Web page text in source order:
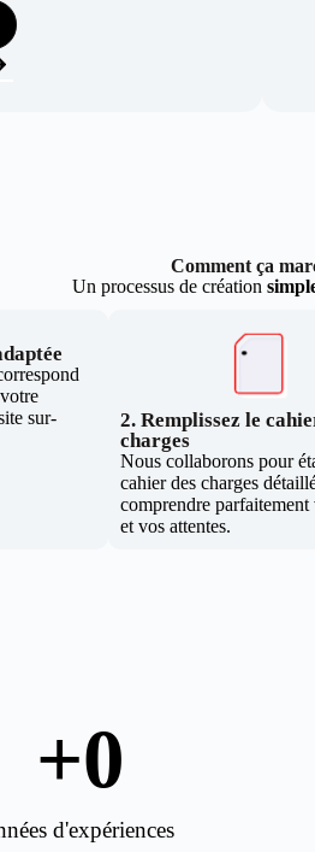
Comment ça
Un processus de création
sur-
2. Remplissez le
charges
Nous collaborons pour
cahier des charges
comprendre
et vos attentes.
d'expériences
+0